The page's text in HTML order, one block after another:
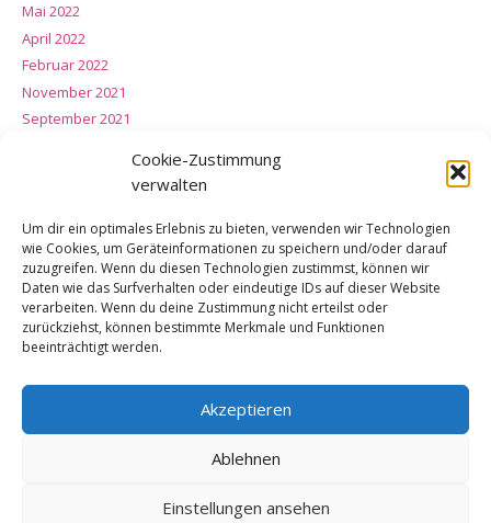
Cookie-Zustimmung
verwalten
Um dir ein optimales Erlebnis zu bieten, verwenden wir Technologien
wie Cookies, um Geräteinformationen zu speichern und/oder darauf
zuzugreifen. Wenn du diesen Technologien zustimmst, können wir
Daten wie das Surfverhalten oder eindeutige IDs auf dieser Website
verarbeiten. Wenn du deine Zustimmung nicht erteilst oder
zurückziehst, können bestimmte Merkmale und Funktionen
beeinträchtigt werden.
Akzeptieren
Ablehnen
Einstellungen ansehen
Mai 2022
April 2022
Februar 2022
November 2021
September 2021
Juni 2020
März 2020
Januar 2020
November 2019
September 2019
Bevorstehende Veranstaltungen
14:00Ausmarsch@ Hof Witthoff
Volkstrauertag@ Kriegerehrenmal Selm